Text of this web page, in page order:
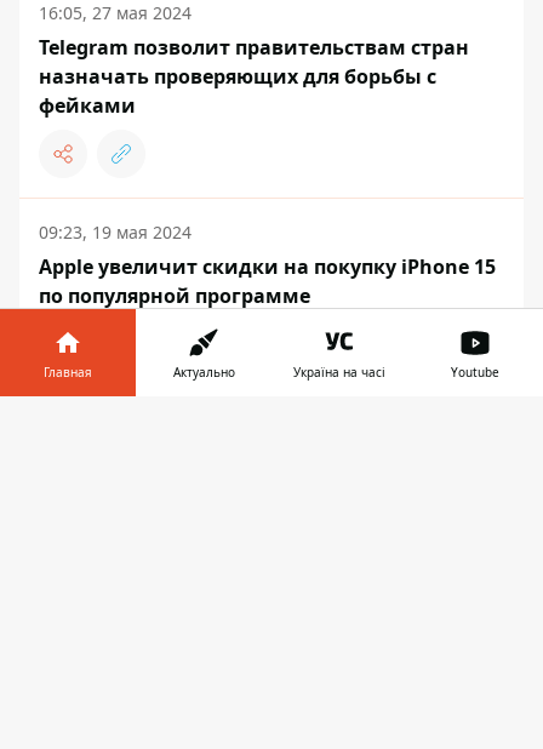
16:05, 27 мая 2024
Telegram позволит правительствам стран
назначать проверяющих для борьбы с
фейками
09:23, 19 мая 2024
Apple увеличит скидки на покупку iPhone 15
по популярной программе
Главная Актуально Україна на часі Youtube